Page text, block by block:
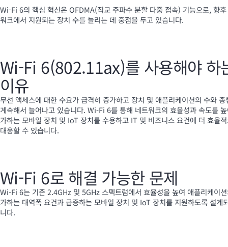
Wi-Fi 6의 핵심 혁신은 OFDMA(직교 주파수 분할 다중 접속) 기능으로, 향
워크에서 지원되는 장치 수를 늘리는 데 중점을 두고 있습니다.
Wi-Fi 6(802.11ax)를 사용해야 하
이유
무선 액세스에 대한 수요가 급격히 증가하고 장치 및 애플리케이션의 수와 종
계속해서 늘어나고 있습니다. Wi-Fi 6를 통해 네트워크의 효율성과 속도를
가하는 모바일 장치 및 IoT 장치를 수용하고 IT 및 비즈니스 요건에 더 효율
대응할 수 있습니다.
Wi-Fi 6로 해결 가능한 문제
Wi-Fi 6는 기존 2.4GHz 및 5GHz 스펙트럼에서 효율성을 높여 애플리케이
가하는 대역폭 요건과 급증하는 모바일 장치 및 IoT 장치를 지원하도록 설계
니다.